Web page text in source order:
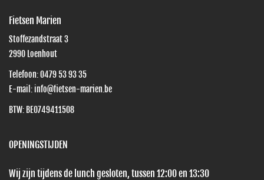
Fietsen Marien
Stoffezandstraat 3
2990 Loenhout
Telefoon:0479 53 93 35
E-mail: info@fietsen-marien.be
BTW: BE0749411508
OPENINGSTIJDEN
Wij zijn tijdens de lunch gesloten, tussen 12:00 en 13:30